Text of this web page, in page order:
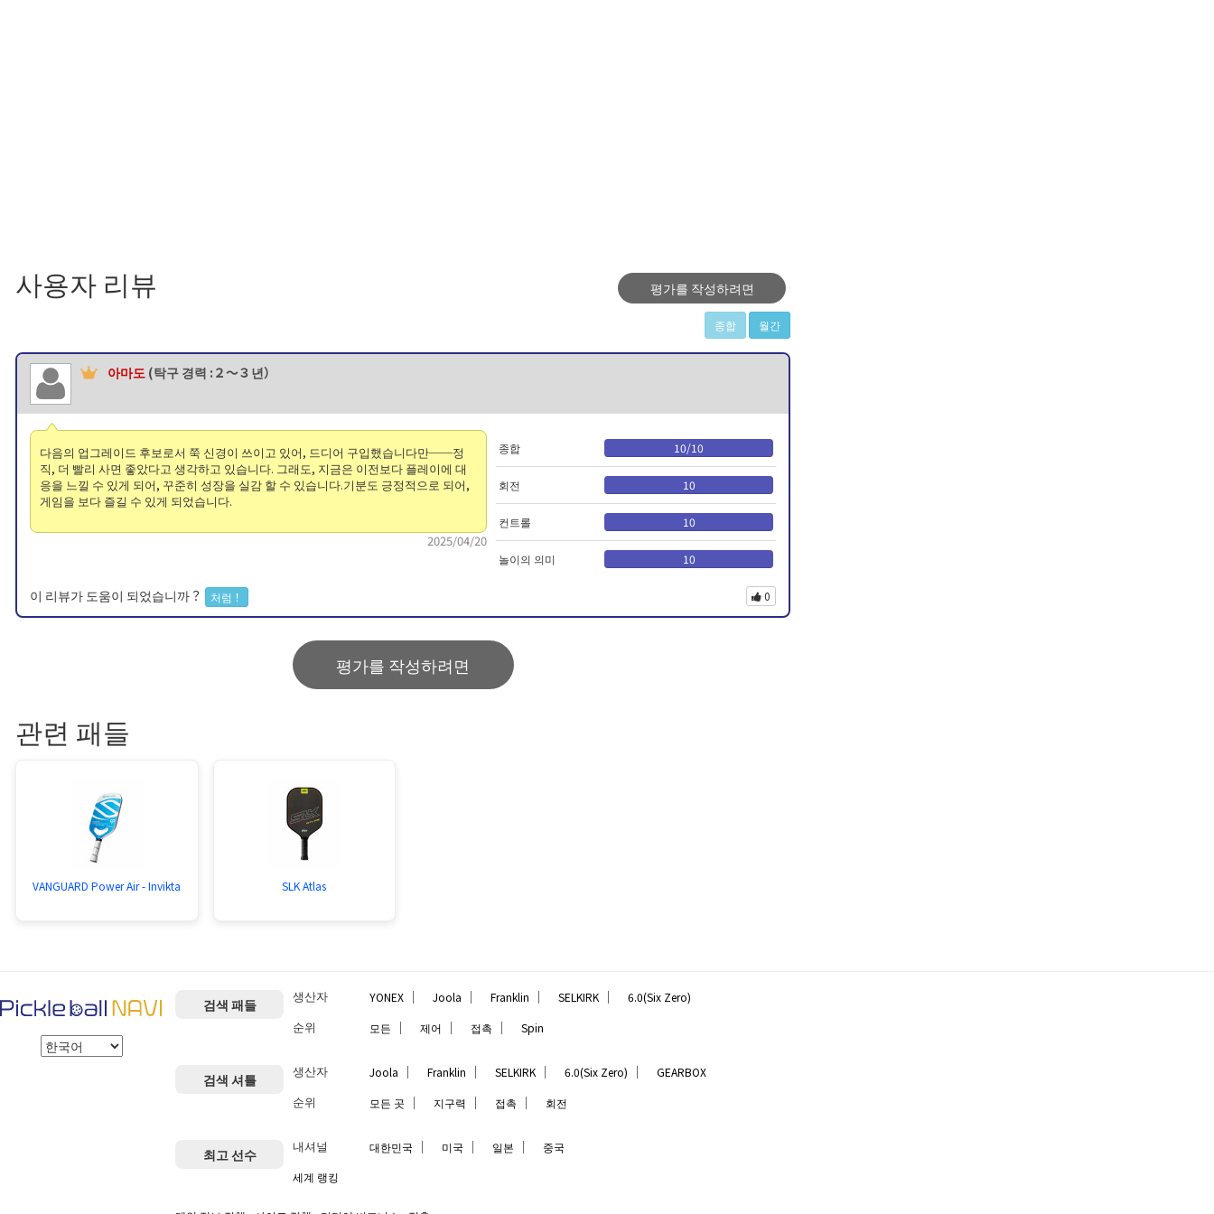
사용자 리뷰 평가를 작성하려면
종합 월간
아마도 (탁구 경력 :２〜３년）
다음의 업그레이드 후보로서 쭉 신경이 쓰이고 있어, 드디어 구입했습니다만──정
직, 더 빨리 사면 좋았다고 생각하고 있습니다. 그래도, 지금은 이전보다 플레이에 대
응을 느낄 수 있게 되어, 꾸준히 성장을 실감 할 수 있습니다.기분도 긍정적으로 되어,
게임을 보다 즐길 수 있게 되었습니다.
2025/04/20
종합 10/10
회전 10
컨트롤 10
놀이의 의미 10
이 리뷰가 도움이 되었습니까？ 처럼！ 0
평가를 작성하려면
관련 패들
VANGUARD Power Air - Invikta SLK Atlas
검색 패들 생산자 YONEX ｜ Joola ｜ Franklin ｜ SELKIRK ｜ 6.0(Six Zero)
순위 모든 ｜ 제어 ｜ 접촉 ｜ Spin
검색 셔틀 생산자 Joola ｜ Franklin ｜ SELKIRK ｜ 6.0(Six Zero) ｜ GEARBOX
순위 모든 곳 ｜ 지구력 ｜ 접촉 ｜ 회전
최고 선수 내셔널 대한민국 ｜ 미국 ｜ 일본 ｜
중국
세계 랭킹